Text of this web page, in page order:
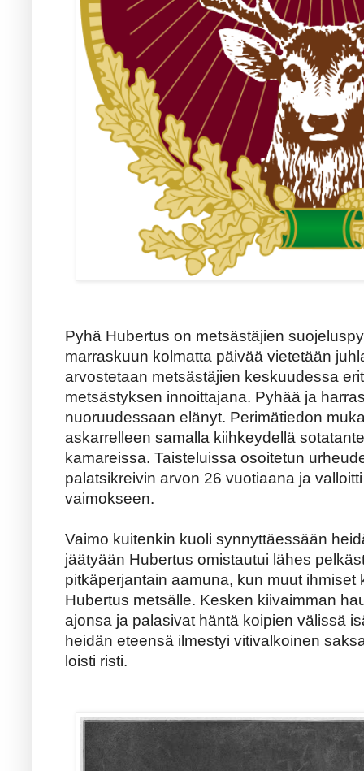
Pyhä Hubertus on metsästäjien
marraskuun kolmatta päivää vietetään
arvostetaan metsästäjien keskuudessa
metsästyksen innoittajana. Pyhää ja
nuoruudessaan elänyt. Perimätiedon
askarrelleen samalla kiihkeydellä
kamareissa. Taisteluissa osoitetun
palatsikreivin arvon 26 vuotiaana ja
vaimokseen.
Vaimo kuitenkin kuoli synnyttäessään
jäätyään Hubertus omistautui lähes
pitkäperjantain aamuna, kun muut
Hubertus metsälle. Kesken kiivaimman
ajonsa ja palasivat häntä koipien välissä
heidän eteensä ilmestyi vitivalkoinen
loisti risti.